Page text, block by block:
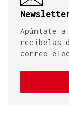
Apúntate
recíbelas
correo